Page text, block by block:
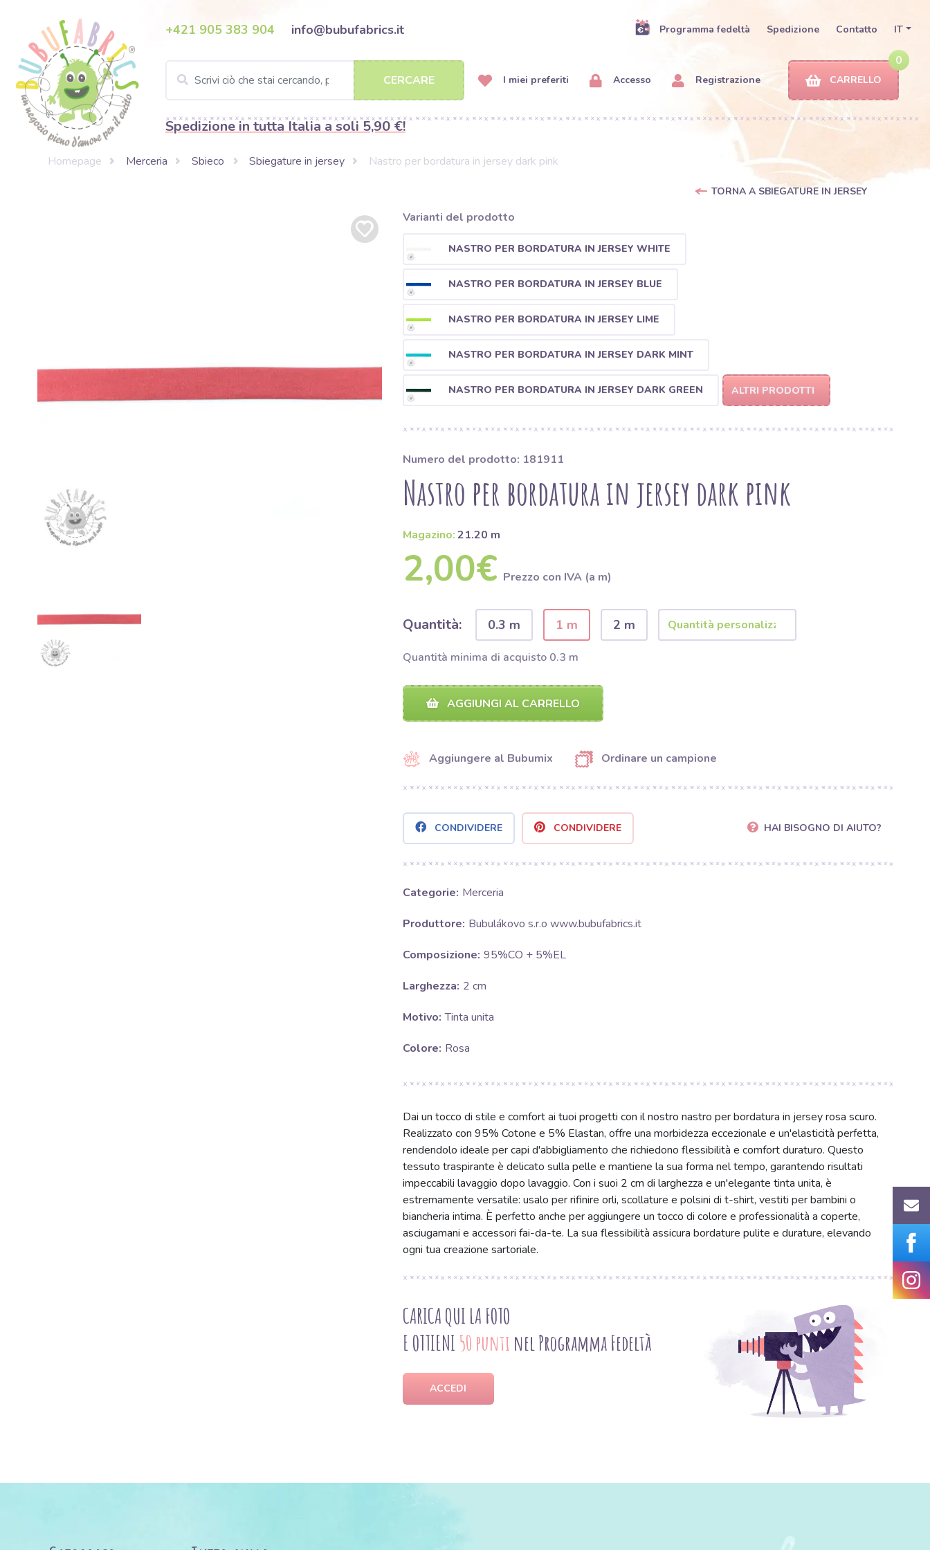
+421 905 383 904 info@bubufabrics.it Programma fedeltà Spedizione Contatto IT
CERCARE I miei preferiti Accesso Registrazione
0
CARRELLO
Spedizione in tutta Italia a soli 5,90 €!
Homepage Merceria Sbieco Sbiegature in jersey Nastro per bordatura in jersey dark pink
TORNA A SBIEGATURE IN JERSEY
Varianti del prodotto
NASTRO PER BORDATURA IN JERSEY WHITE
NASTRO PER BORDATURA IN JERSEY BLUE
NASTRO PER BORDATURA IN JERSEY LIME
NASTRO PER BORDATURA IN JERSEY DARK MINT
NASTRO PER BORDATURA IN JERSEY DARK GREEN ALTRI PRODOTTI
Numero del prodotto: 181911
Nastro per bordatura in jersey dark pink
Magazino:21.20 m
2,00€ Prezzo con IVA (a m)
Quantità: 0.3 m 1 m 2 m
Quantità minima di acquisto 0.3 m
AGGIUNGI AL CARRELLO
Aggiungere al Bubumix Ordinare un campione
CONDIVIDERE CONDIVIDERE HAI BISOGNO DI AIUTO?
Categorie: Merceria
Produttore: Bubulákovo s.r.o www.bubufabrics.it
Composizione: 95%CO + 5%EL
Larghezza: 2 cm
Motivo: Tinta unita
Colore: Rosa
Dai un tocco di stile e comfort ai tuoi progetti con il nostro nastro per bordatura in jersey rosa scuro.
Realizzato con 95% Cotone e 5% Elastan, offre una morbidezza eccezionale e un'elasticità perfetta,
rendendolo ideale per capi d'abbigliamento che richiedono flessibilità e comfort duraturo. Questo
tessuto traspirante è delicato sulla pelle e mantiene la sua forma nel tempo, garantendo risultati
impeccabili lavaggio dopo lavaggio. Con i suoi 2 cm di larghezza e un'elegante tinta unita, è
estremamente versatile: usalo per rifinire orli, scollature e polsini di t-shirt, vestiti per bambini o
biancheria intima. È perfetto anche per aggiungere un tocco di colore e professionalità a coperte,
asciugamani e accessori fai-da-te. La sua flessibilità assicura bordature pulite e durature, elevando
ogni tua creazione sartoriale.
CARICA QUI LA FOTO
E OTTIENI 50 punti nel Programma Fedeltà
ACCEDI